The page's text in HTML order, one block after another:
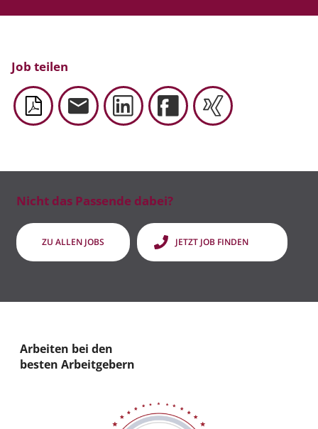
Job teilen
Nicht das Passende dabei?
ZU ALLEN JOBS JETZT JOB FINDEN
Arbeiten bei den
besten Arbeitgebern